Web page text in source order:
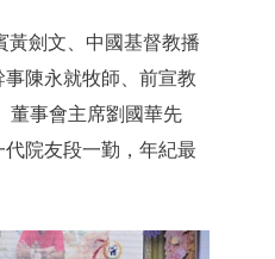
劍文、中國基督教播
陳永就牧師、前宣教
董事會主席劉國華先
院友段一勤，年紀最